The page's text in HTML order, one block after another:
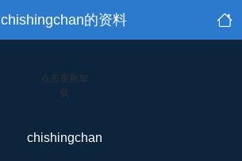
chishingchan的资料
点击重新加
载
chishingchan